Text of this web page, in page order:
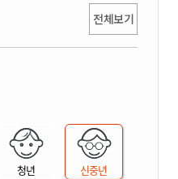
전체보기
청년 신중년